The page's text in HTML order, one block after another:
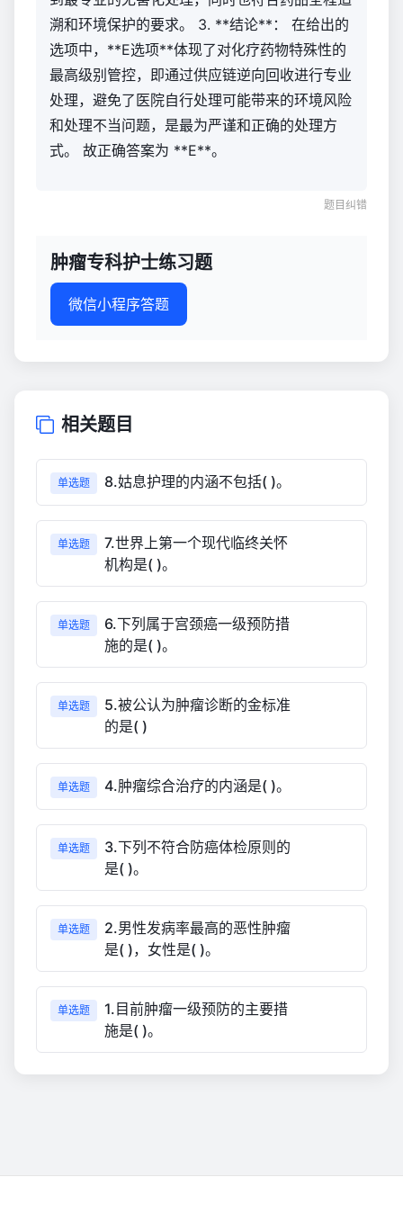
溯和环境保护的要求。 3. **结论**： 在给出的
选项中，**E选项**体现了对化疗药物特殊性的
最高级别管控，即通过供应链逆向回收进行专业
处理，避免了医院自行处理可能带来的环境风险
和处理不当问题，是最为严谨和正确的处理方
式。 故正确答案为 **E**。
题目纠错
肿瘤专科护士练习题
微信小程序答题
相关题目
单选题 8.姑息护理的内涵不包括( )。
单选题
7.世界上第一个现代临终关怀
机构是( )。
单选题
6.下列属于宫颈癌一级预防措
施的是( )。
单选题
5.被公认为肿瘤诊断的金标准
的是( )
单选题 4.肿瘤综合治疗的内涵是( )。
单选题
3.下列不符合防癌体检原则的
是( )。
单选题
2.男性发病率最高的恶性肿瘤
是( )，女性是( )。
单选题
1.目前肿瘤一级预防的主要措
施是( )。